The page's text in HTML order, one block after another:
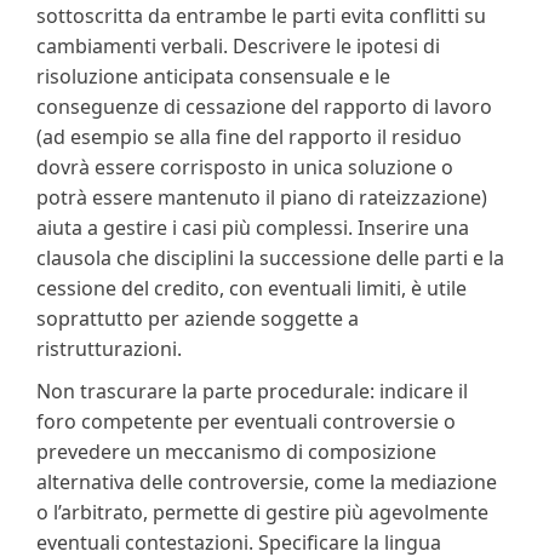
sottoscritta da entrambe le parti evita conflitti su
cambiamenti verbali. Descrivere le ipotesi di
risoluzione anticipata consensuale e le
conseguenze di cessazione del rapporto di lavoro
(ad esempio se alla fine del rapporto il residuo
dovrà essere corrisposto in unica soluzione o
potrà essere mantenuto il piano di rateizzazione)
aiuta a gestire i casi più complessi. Inserire una
clausola che disciplini la successione delle parti e la
cessione del credito, con eventuali limiti, è utile
soprattutto per aziende soggette a
ristrutturazioni.
Non trascurare la parte procedurale: indicare il
foro competente per eventuali controversie o
prevedere un meccanismo di composizione
alternativa delle controversie, come la mediazione
o l’arbitrato, permette di gestire più agevolmente
eventuali contestazioni. Specificare la lingua